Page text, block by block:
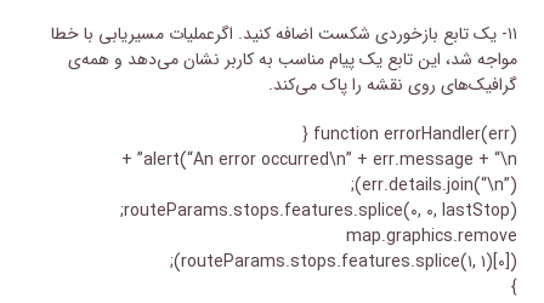
۱۱- یک تابع بازخوردی شکست اضافه کنید. اگرعملیات مسیریابی با خطا
مواجه شد، این تابع یک پیام مناسب به کاربر نشان می‌دهد و همه‌ی
گرافیک‌های روی نقشه را پاک می‌کند.
function errorHandler(err) {
alert(“An error occurred\n” + err.message + “\n” +
err.details.join(“\n”));
routeParams.stops.features.splice(۰, ۰, lastStop);
map.graphics.remove
(routeParams.stops.features.splice(۱, ۱)[۰]);
}